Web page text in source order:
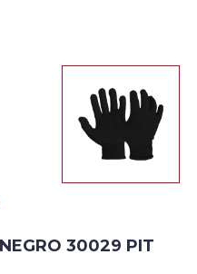
30029 PIT